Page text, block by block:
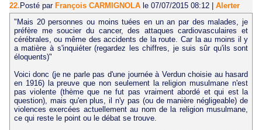
22. Posté par François CARMIGNOLA le 07/07/2015 08:12
Alerter
"Mais 20 personnes ou moins tuées en un an par des malades, je
préfère me soucier du cancer, des attaques cardiovasculaires et
cérébrales, ou même des accidents de la route. Car la au moins il y
a matière à s'inquiéter (regardez les chiffres, je suis sûr qu'ils sont
éloquents)"
Voici donc (je ne parle pas d'une journée à Verdun choisie au hasard
en 1916) la preuve que non seulement la religion musulmane n'est
pas violente (thème que ne fut pas vraiment abordé et qui est la
question), mais qu'en plus, il n'y pas (ou de manière négligeable) de
violences exercées actuellement au nom de la religion musulmane,
ce qui reste le point ou le débat se trouve.